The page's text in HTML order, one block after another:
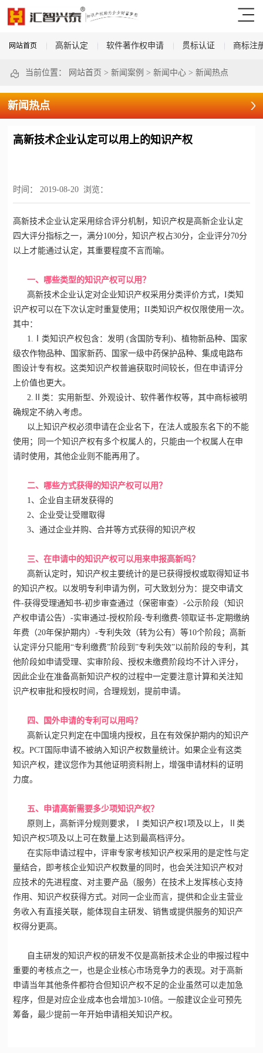
网站首页 高新认定 软件著作权申请 贯标认证 商标注
当前位置： 网站首页 > 新闻案例 > 新闻中心> 新闻热点
新闻热点
高新技术企业认定可以用上的知识产权
时间： 2019-08-20 浏览：
高新技术企业认定采用综合评分机制，知识产权是高新企业认定
四大评分指标之一，满分100分，知识产权占30分，企业评分70分
以上才能通过认定，其重要程度不言而喻。
一、哪些类型的知识产权可以用？
高新技术企业认定对企业知识产权采用分类评价方式，I类知
识产权可以在下次认定时重复使用；II类知识产权仅限使用一次。
其中：
1.Ⅰ类知识产权包含：发明 (含国防专利)、植物新品种、国家
级农作物品种、国家新药、国家一级中药保护品种、集成电路布
图设计专有权。这类知识产权普遍获取时间较长，但在申请评分
上价值也更大。
2.Ⅱ类：实用新型、外观设计、软件著作权等，其中商标被明
确规定不纳入考虑。
以上知识产权必须申请在企业名下，在法人或股东名下的不能
使用；同一个知识产权有多个权属人的，只能由一个权属人在申
请时使用，其他企业则不能再用了。
二、哪些方式获得的知识产权可以用？
1、企业自主研发获得的
2、企业受让受赠取得
3、通过企业并购、合并等方式获得的知识产权
三、在申请中的知识产权可以用来申报高新吗？
高新认定 时，知识产权主要统计的是已获得授权或取得知证书
的知识产权。以发明专利申请为例，可大致划分为：提交申请文
件-获得受理通知书-初步审查通过（保密审查）-公示阶段（知识
产权申请公告）-实审通过-授权阶段-专利缴费-领取证书-定期缴纳
年费（20年保护期内）-专利失效（转为公有）等10个阶段；高新
认定评分只能用“专利缴费”阶段到”专利失效”以前阶段的专利，其
他阶段如申请受理、实审阶段、授权未缴费阶段均不计入评分，
因此企业在准备高新知识产权的过程中一定要注意计算和关注知
识产权审批和授权时间，合理规划，提前申请。
四、国外申请的专利可以用吗？
高新认定只判定在中国境内授权，且在有效保护期内的知识产
权。PCT国际申请不被纳入知识产权数量统计。如果企业有这类
知识产权，建议您作为其他证明资料附上，增强申请材料的证明
力度。
五、申请高新需要多少项知识产权？
原则上，高新评分规则要求，Ⅰ类知识产权1项及以上，Ⅱ类
知识产权5项及以上可在数量上达到最高档评分。
在实际申请过程中，评审专家考核知识产权采用的是定性与定
量结合，即考核企业知识产权数量的同时，也会关注知识产权对
应技术的先进程度、对主要产品（服务）在技术上发挥核心支持
作用、知识产权获得方式。对同一企业而言，提供和企业主营业
务收入有直接关联，能体现自主研发、销售或提供服务的知识产
权得分更高。
自主研发的知识产权的研发不仅是高新技术企业的申报过程中
重要的考核点之一，也是企业核心市场竞争力的表现。对于高新
申请当年其他条件都符合但知识产权不足的企业虽然可以走加急
程序，但是对应企业成本也会增加3-10倍。一般建议企业可预先
筹备，最少提前一年开始申请相关知识产权。